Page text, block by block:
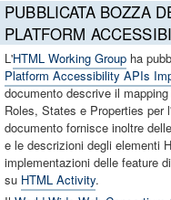
PUBBLICATA BOZZA
PLATFORM
L'HTML Working Group ha
Platform Accessibility APIs
documento descrive il
Roles, States e Properties
documento fornisce inoltre
e le descrizioni degli elementi
implementazioni delle feature
su HTML Activity.